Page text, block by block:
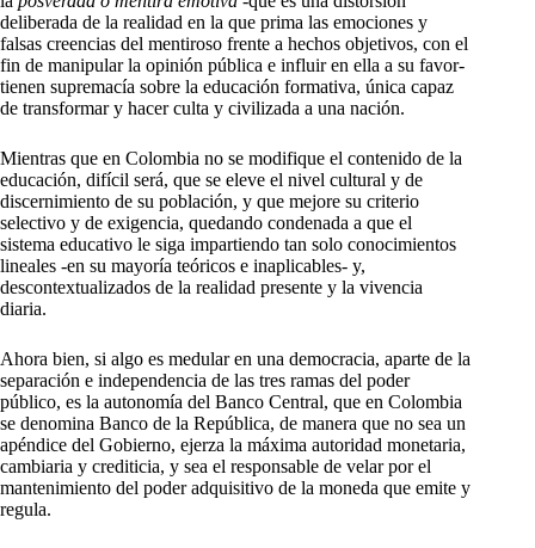
deliberada de la realidad en la que prima las emociones y
falsas creencias del mentiroso frente a hechos objetivos, con el
fin de manipular la opinión pública e influir en ella a su favor-
tienen supremacía sobre la educación formativa, única capaz
de transformar y hacer culta y civilizada a una nación.
Mientras que en Colombia no se modifique el contenido de la
educación, difícil será, que se eleve el nivel cultural y de
discernimiento de su población, y que mejore su criterio
selectivo y de exigencia, quedando condenada a que el
sistema educativo le siga impartiendo tan solo conocimientos
lineales -en su mayoría teóricos e inaplicables- y,
descontextualizados de la realidad presente y la vivencia
diaria.
Ahora bien, si algo es medular en una democracia, aparte de la
separación e independencia de las tres ramas del poder
público, es la autonomía del Banco Central, que en Colombia
se denomina Banco de la República, de manera que no sea un
apéndice del Gobierno, ejerza la máxima autoridad monetaria,
cambiaria y crediticia, y sea el responsable de velar por el
mantenimiento del poder adquisitivo de la moneda que emite y
regula.